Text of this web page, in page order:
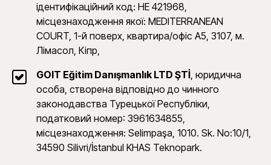
ідентифікаційний код: HE 421968,
місцезнаходження якої: MEDITERRANEAN
COURT, 1-й поверх, квартира/офіс A5, 3107, м.
Лімасол, Кіпр,
GOIT Eğitim Danışmanlık LTD ŞTİ, юридична
особа, створена відповідно до чинного
законодавства Турецької Республіки,
податковий номер: 3961634855,
місцезнаходження: Selimpaşa, 1010. Sk. No:10/1,
34590 Silivri/İstanbul KHAS Teknopark.